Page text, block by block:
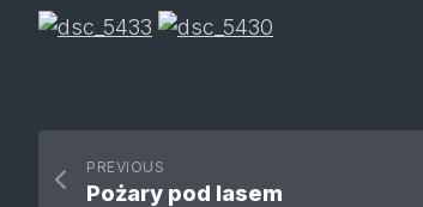
PREVIOUS
Pożary pod lasem